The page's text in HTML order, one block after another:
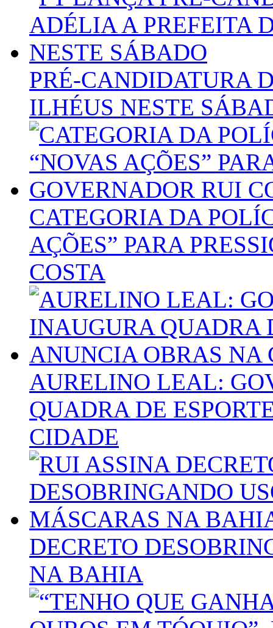
PRÉ-CANDIDATURA
ILHÉUS NESTE
CATEGORIA DA
AÇÕES” PARA
COSTA
AURELINO LEAL:
QUADRA DE
CIDADE
DECRETO
NA BAHIA